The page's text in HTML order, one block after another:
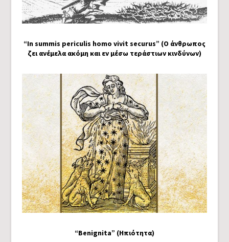
“In summis periculis homo vivit securus” (Ο άνθρωπος
ζει ανέμελα ακόμη και εν μέσω τεράστιων κινδύνων)
“Benignita” (Ηπιότητα)